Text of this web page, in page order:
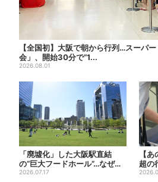
【全国初】大阪で朝から行列…スーパ
会」、開始30分で“1...
2026.08.01
「廃墟化」した大阪駅直結
の“巨大フードホール”…なぜ？
実は、梅田ランチ＆カフェ...
2026.07.17
【
超の
じゃ